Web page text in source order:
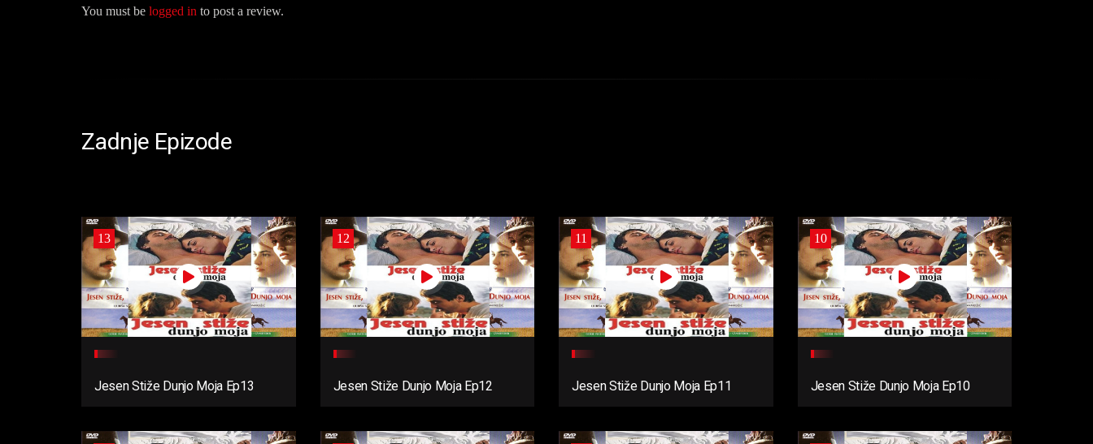
You must be logged in to post a review.
Zadnje Epizode
13
Jesen Stiže Dunjo Moja Ep13
12
Jesen Stiže Dunjo Moja Ep12
11
Jesen Stiže Dunjo Moja Ep11
10
Jesen Stiže Dunjo Moja Ep10